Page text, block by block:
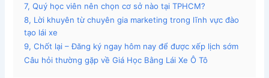
7, Quý học viên nên chọn cơ sở nào tại TPHCM?
8, Lời khuyên từ chuyên gia marketing trong lĩnh vực đào
tạo lái xe
9, Chốt lại – Đăng ký ngay hôm nay để được xếp lịch sớm
Câu hỏi thường gặp về Giá Học Bằng Lái Xe Ô Tô